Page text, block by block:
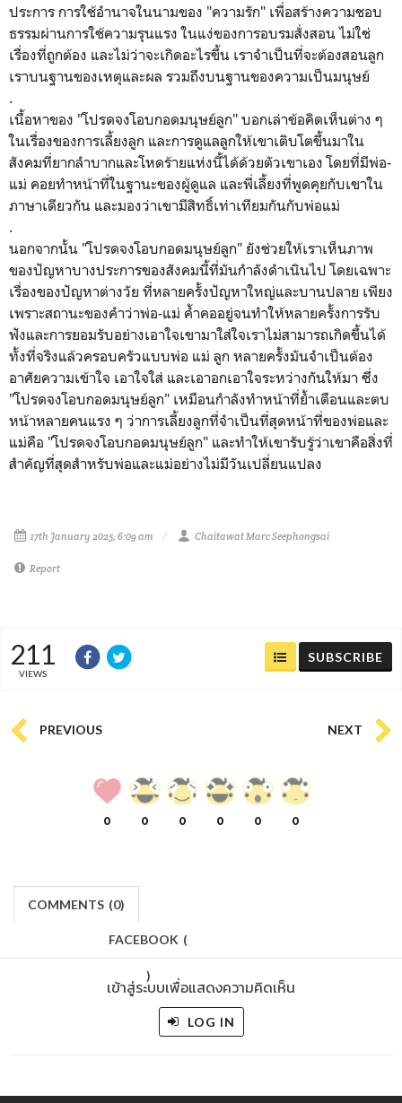
ประการ การใช้อำนาจในนามของ "ความรัก" เพื่อสร้างความชอบ
ธรรมผ่านการใช้ความรุนแรง ในแง่ของการอบรมสั่งสอน ไม่ใช่
เรื่องที่ถูกต้อง และไม่ว่าจะเกิดอะไรขึ้น เราจำเป็นที่จะต้องสอนลูก
เราบนฐานของเหตุและผล รวมถึงบนฐานของความเป็นมนุษย์
.
เนื้อหาของ "โปรดจงโอบกอดมนุษย์ลูก" บอกเล่าข้อคิดเห็นต่าง ๆ
ในเรื่องของการเลี้ยงลูก และการดูแลลูกให้เขาเติบโตขึ้นมาใน
สังคมที่ยากลำบากและโหดร้ายแห่งนี้ได้ด้วยตัวเขาเอง โดยที่มีพ่อ-
แม่ คอยทำหน้าที่ในฐานะของผู้ดูแล และพี่เลี้ยงที่พูดคุยกับเขาใน
ภาษาเดียวกัน และมองว่าเขามีสิทธิ์เท่าเทียมกันกับพ่อแม่
.
นอกจากนั้น "โปรดจงโอบกอดมนุษย์ลูก" ยังช่วยให้เราเห็นภาพ
ของปัญหาบางประการของสังคมนี้ที่มันกำลังดำเนินไป โดยเฉพาะ
เรื่องของปัญหาต่างวัย ที่หลายครั้งปัญหาใหญ่และบานปลาย เพียง
เพราะสถานะของคำว่าพ่อ-แม่ ค้ำคออยู่จนทำให้หลายครั้งการรับ
ฟังและการยอมรับอย่างเอาใจเขามาใส่ใจเราไม่สามารถเกิดขึ้นได้
ทั้งที่จริงแล้วครอบครัวแบบพ่อ แม่ ลูก หลายครั้งมันจำเป็นต้อง
อาศัยความเข้าใจ เอาใจใส่ และเอาอกเอาใจระหว่างกันให้มา ซึ่ง
"โปรดจงโอบกอดมนุษย์ลูก" เหมือนกำลังทำหน้าที่ย้ำเตือนและตบ
หน้าหลายคนแรง ๆ ว่าการเลี้ยงลูกที่จำเป็นที่สุดหน้าที่ของพ่อและ
แม่คือ "โปรดจงโอบกอดมนุษย์ลูก" และทำให้เขารับรู้ว่าเขาคือสิ่งที่
สำคัญที่สุดสำหรับพ่อและแม่อย่างไม่มีวันเปลี่ยนแปลง
17th January 2025, 6:09 am Chaitawat Marc Seephongsai
Report
211
VIEWS
SUBSCRIBE
PREVIOUS NEXT
0 0 0 0 0 0
COMMENTS (0)
FACEBOOK (
)
เข้าสู่ระบบเพื่อแสดงความคิดเห็น
LOG IN